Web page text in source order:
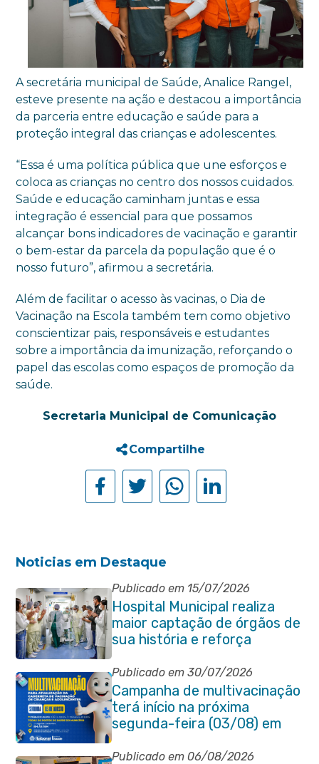
A secretária municipal de Saúde, Analice Rangel,
esteve presente na ação e destacou a importância
da parceria entre educação e saúde para a
proteção integral das crianças e adolescentes.
“Essa é uma política pública que une esforços e
coloca as crianças no centro dos nossos cuidados.
Saúde e educação caminham juntas e essa
integração é essencial para que possamos
alcançar bons indicadores de vacinação e garantir
o bem-estar da parcela da população que é o
nosso futuro”, afirmou a secretária.
Além de facilitar o acesso às vacinas, o Dia de
Vacinação na Escola também tem como objetivo
conscientizar pais, responsáveis e estudantes
sobre a importância da imunização, reforçando o
papel das escolas como espaços de promoção da
saúde.
Secretaria Municipal de Comunicação
Compartilhe
Noticias em Destaque
Publicado em 15/07/2026
Hospital Municipal realiza
maior captação de órgãos de
sua história e reforça
compromisso com a vida
Publicado em 30/07/2026
Campanha de multivacinação
terá início na próxima
segunda-feira (03/08) em
Itaboraí
Publicado em 06/08/2026